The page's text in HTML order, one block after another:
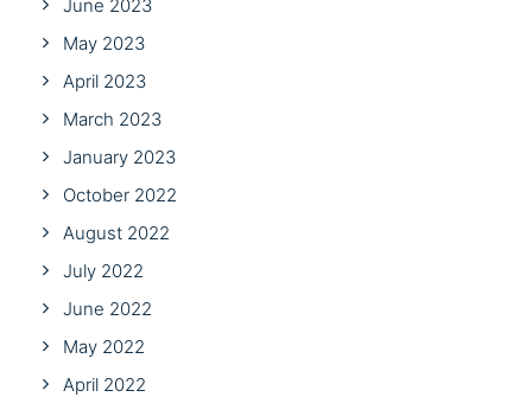
June 2023
May 2023
April 2023
March 2023
January 2023
October 2022
August 2022
July 2022
June 2022
May 2022
April 2022